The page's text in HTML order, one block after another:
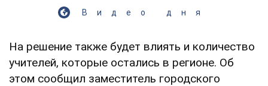
Видео дня
На решение также будет влиять и количество
учителей, которые остались в регионе. Об
этом сообщил заместитель городского